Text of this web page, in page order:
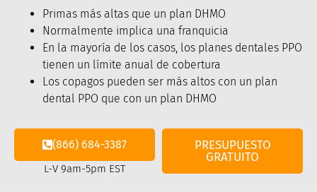
Primas más altas que un plan DHMO
Normalmente implica una franquicia
En la mayoría de los casos, los planes dentales PPO
tienen un límite anual de cobertura
Los copagos pueden ser más altos con un plan
dental PPO que con un plan DHMO
(866) 684-3387
L-V 9am-5pm EST
PRESUPUESTO
GRATUITO